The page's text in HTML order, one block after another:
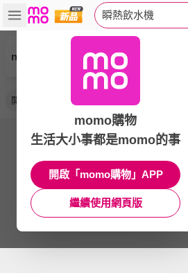
瞬熱飲水機
nutribullet 紐粹樂
開飲機 桌上型
momo購物
生活大小事都是momo的事
開啟「momo購物」APP
繼續使用網頁版